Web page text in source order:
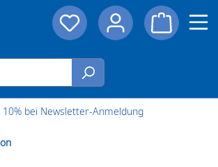
10% bei Newsletter-Anmeldung